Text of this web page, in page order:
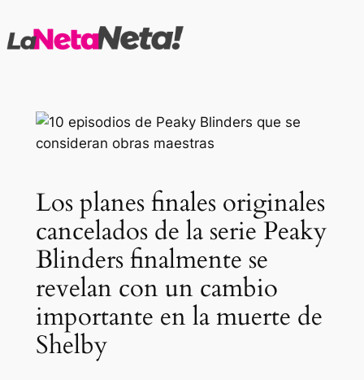
al
Los planes finales originales
cancelados de la serie Peaky
Blinders finalmente se
revelan con un cambio
importante en la muerte de
Shelby